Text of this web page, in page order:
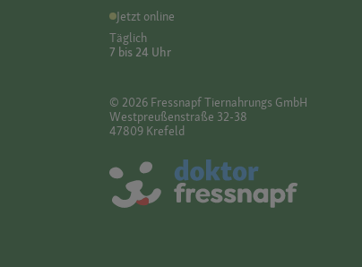
Jetzt online
Täglich
7 bis 24 Uhr
© 2026 Fressnapf Tiernahrungs GmbH
Westpreußenstraße 32-38
47809 Krefeld